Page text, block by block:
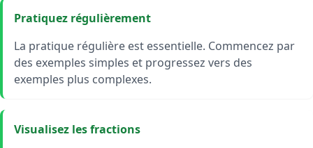
Pratiquez régulièrement
La pratique régulière est essentielle. Commencez par
des exemples simples et progressez vers des
exemples plus complexes.
Visualisez les fractions